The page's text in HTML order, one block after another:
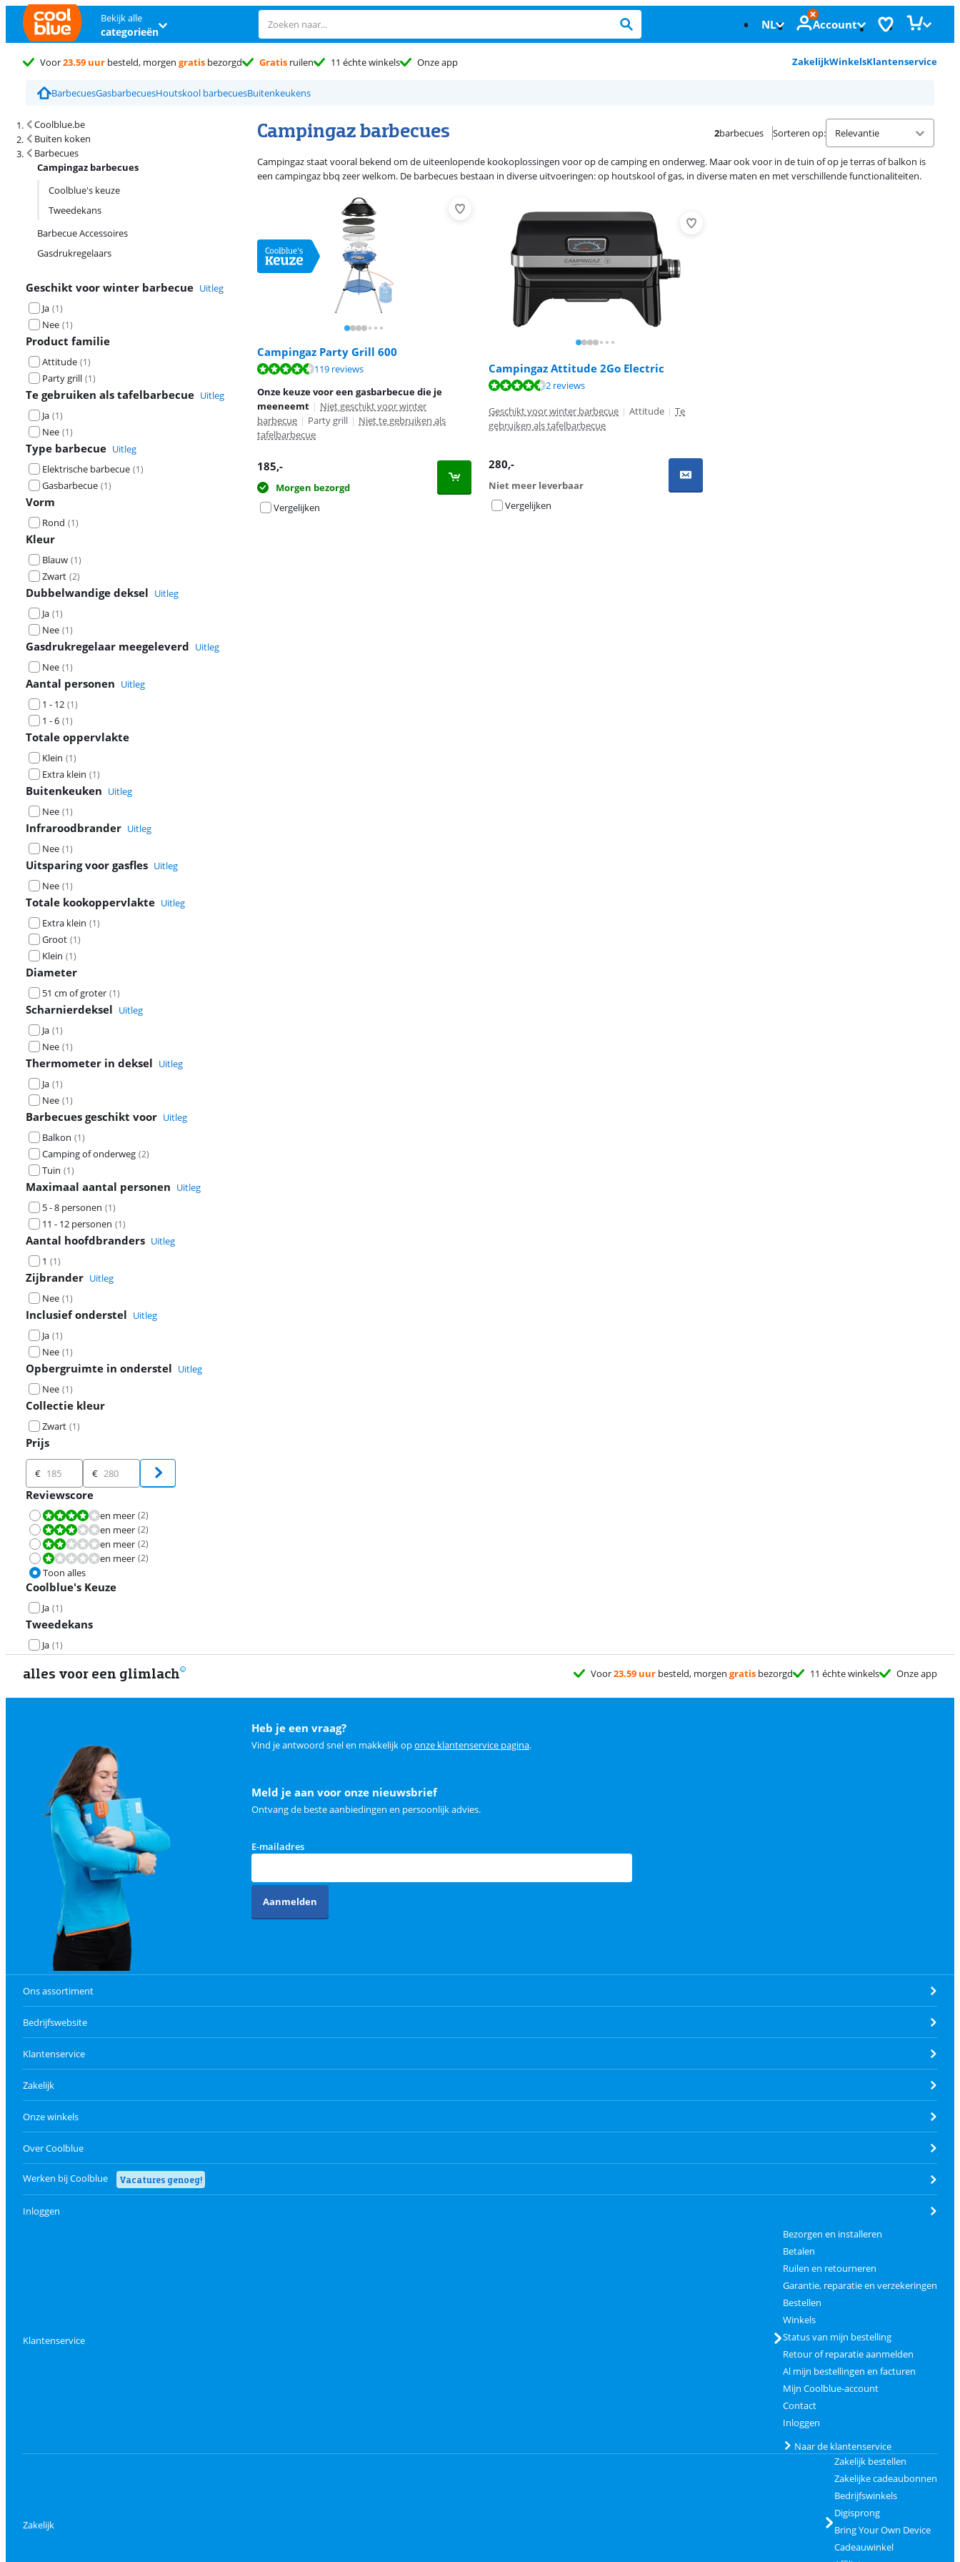
Bekijk alle
categorieën NL Account
Voor23.59 uur besteld, morgen gratis bezorgd Gratis ruilen 11 échte winkels Onze app ZakelijkWinkelsKlantenservice
BarbecuesGasbarbecuesHoutskool barbecuesBuitenkeukens
Coolblue.be
Buiten koken
Barbecues
Campingaz barbecues
Coolblue's keuze
Tweedekans
Barbecue Accessoires
Gasdrukregelaars
Geschikt voor winter barbecue Uitleg
Ja (1)
Nee (1)
Product familie
Attitude (1)
Party grill (1)
Te gebruiken als tafelbarbecue Uitleg
Ja (1)
Nee (1)
Type barbecue Uitleg
Elektrische barbecue (1)
Gasbarbecue (1)
Vorm
Rond (1)
Kleur
Blauw (1)
Zwart (2)
Dubbelwandige deksel Uitleg
Ja (1)
Nee (1)
Gasdrukregelaar meegeleverd Uitleg
Nee (1)
Aantal personen Uitleg
1 - 12 (1)
1 - 6 (1)
Totale oppervlakte
Klein (1)
Extra klein (1)
Buitenkeuken Uitleg
Nee (1)
Infraroodbrander Uitleg
Nee (1)
Uitsparing voor gasfles Uitleg
Nee (1)
Totale kookoppervlakte Uitleg
Extra klein (1)
Groot (1)
Klein (1)
Diameter
51 cm of groter (1)
Scharnierdeksel Uitleg
Ja (1)
Nee (1)
Thermometer in deksel Uitleg
Ja (1)
Nee (1)
Barbecues geschikt voor Uitleg
Balkon (1)
Camping of onderweg (2)
Tuin (1)
Maximaal aantal personen Uitleg
5 - 8 personen (1)
11 - 12 personen (1)
Aantal hoofdbranders Uitleg
1 (1)
Zijbrander Uitleg
Nee (1)
Inclusief onderstel Uitleg
Ja (1)
Nee (1)
Opbergruimte in onderstel Uitleg
Nee (1)
Collectie kleur
Zwart (1)
Prijs
Prijs
€ €
Reviewscore
Beoordeling is 8,0 van de 10.
en meer (2)
Beoordeling is 6,0 van de 10.
en meer (2)
Beoordeling is 4,0 van de 10.
en meer (2)
Beoordeling is 2,0 van de 10.
en meer (2)
Toon alles
Coolblue's Keuze
Ja (1)
Tweedekans
Ja (1)
Campingaz barbecues
Zoekresultaten en sortering
2barbecues Sorteren op:
Campingaz staat vooral bekend om de uiteenlopende kookoplossingen voor op de camping en onderweg. Maar ook voor in de tuin of op je terras of balkon is
een campingaz bbq zeer welkom. De barbecues bestaan in diverse uitvoeringen: op houtskool of gas, in diverse maten en met verschillende functionaliteiten.
Campingaz Party Grill 600
Beoordeling is 9,1 van de 10, gebaseerd op 119 reviews.
119 reviews
Onze keuze voor een gasbarbecue die je
meeneemt | Niet geschikt voor winter
barbecue | Party grill | Niet te gebruiken als
tafelbarbecue
185,-
Morgen bezorgd
Vergelijken
Campingaz Attitude 2Go Electric
2 reviews
Geschikt voor winter barbecue | Attitude | Te
gebruiken als tafelbarbecue
280,-
Niet meer leverbaar
Vergelijken
alles voor een glimlach Voor23.59 uur besteld, morgen gratis bezorgd 11 échte winkels Onze app
Heb je een vraag?
Vind je antwoord snel en makkelijk oponze klantenservice pagina.
Meld je aan voor onze nieuwsbrief
Ontvang de beste aanbiedingen en persoonlijk advies.
E-mailadres
Aanmelden
Ons assortiment
Bedrijfswebsite
Klantenservice
Zakelijk
Onze winkels
Over Coolblue
Werken bij Coolblue Vacatures genoeg!
Inloggen
Klantenservice
Bezorgen en installeren
Betalen
Ruilen en retourneren
Garantie, reparatie en verzekeringen
Bestellen
Winkels
Status van mijn bestelling
Retour of reparatie aanmelden
Al mijn bestellingen en facturen
Mijn Coolblue-account
Contact
Inloggen
Naar de klantenservice
Zakelijk
Zakelijk bestellen
Zakelijke cadeaubonnen
Bedrijfswinkels
Digisprong
Bring Your Own Device
Cadeauwinkel